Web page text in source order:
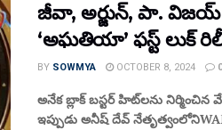
జీవా, అర్జున్, పా. విజయ్
‘అఘతియా’ ఫస్ట్ లుక్
BY SOWMYA OCTOBER 8, 2024 0
అనేక బ్లాక్ బస్టర్ హిట్‌లను
ఇప్పుడు అనీష్ దేవ్